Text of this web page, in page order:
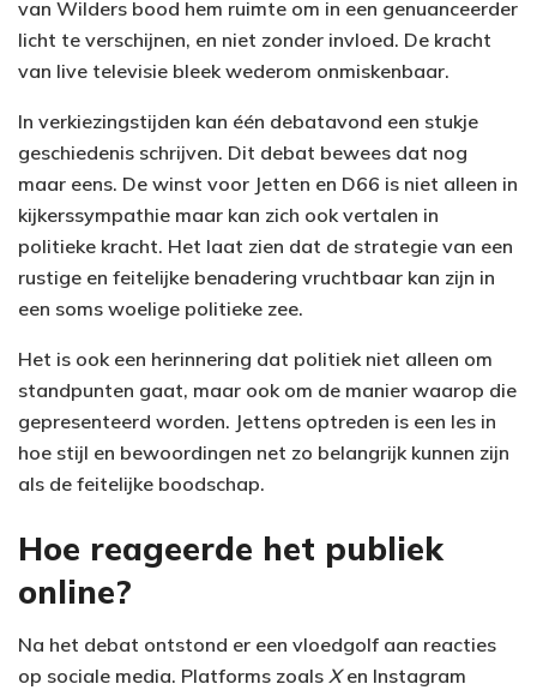
van Wilders bood hem ruimte om in een genuanceerder
licht te verschijnen, en niet zonder invloed. De kracht
van live televisie bleek wederom onmiskenbaar.
In verkiezingstijden kan één debatavond een stukje
geschiedenis schrijven. Dit debat bewees dat nog
maar eens. De winst voor Jetten en D66 is niet alleen in
kijkerssympathie maar kan zich ook vertalen in
politieke kracht. Het laat zien dat de strategie van een
rustige en feitelijke benadering vruchtbaar kan zijn in
een soms woelige politieke zee.
Het is ook een herinnering dat politiek niet alleen om
standpunten gaat, maar ook om de manier waarop die
gepresenteerd worden. Jettens optreden is een les in
hoe stijl en bewoordingen net zo belangrijk kunnen zijn
als de feitelijke boodschap.
Hoe reageerde het publiek
online?
Na het debat ontstond er een vloedgolf aan reacties
op sociale media. Platforms zoals Xen Instagram